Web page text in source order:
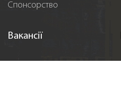
Спонсорство
Вакансії